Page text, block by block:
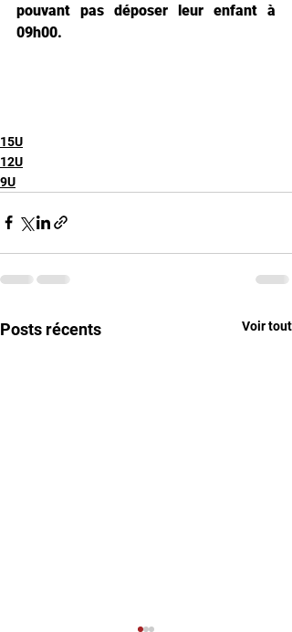
pouvant pas déposer leur enfant à
09h00.
15U
12U
9U
Posts récents Voir tout